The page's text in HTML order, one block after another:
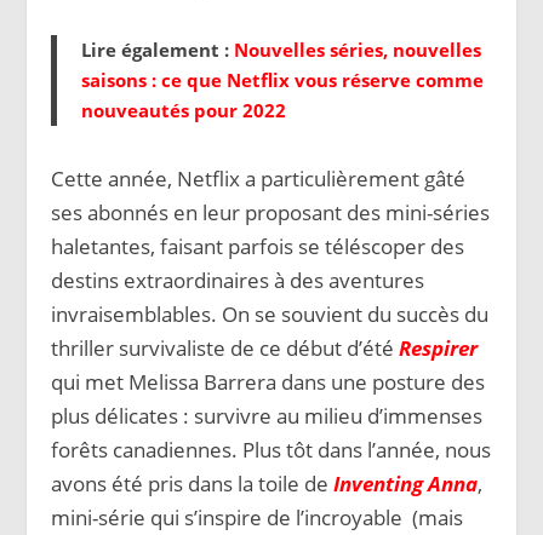
Lire également : Nouvelles séries, nouvelles
saisons : ce que Netflix vous réserve comme
nouveautés pour 2022
Cette année, Netflix a particulièrement gâté
ses abonnés en leur proposant des mini-séries
haletantes, faisant parfois se téléscoper des
destins extraordinaires à des aventures
invraisemblables. On se souvient du succès du
thriller survivaliste de ce début d’étéRespirer
qui met Melissa Barrera dans une posture des
plus délicates : survivre au milieu d’immenses
forêts canadiennes. Plus tôt dans l’année, nous
avons été pris dans la toile deInventing Anna,
mini-série qui s’inspire de l’incroyable (mais